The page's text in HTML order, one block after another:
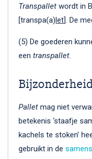
Transpallet wordt in
[transpa(a)let]. De
(5) De goederen
een transpallet.
Pallet mag niet
betekenis ‘staaf­je
ka­chels te sto­ken’
gebruikt in de